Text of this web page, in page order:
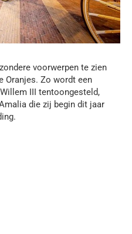
voorwerpen te zien
Oranjes. Zo wordt een
III tentoongesteld,
die zij begin dit jaar